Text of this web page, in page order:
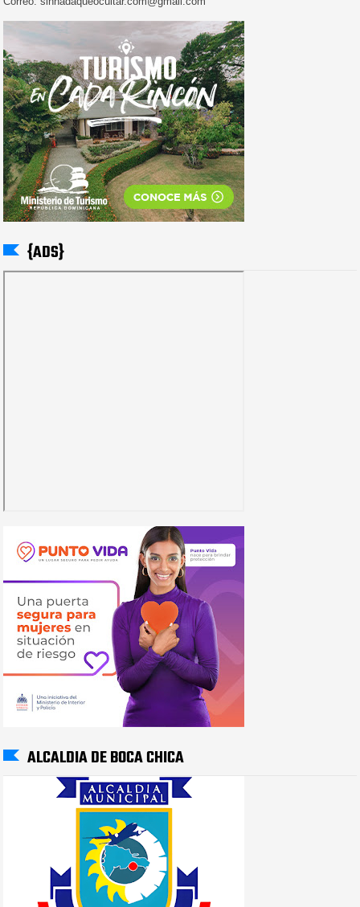
{ADS}
ALCALDIA DE BOCA CHICA